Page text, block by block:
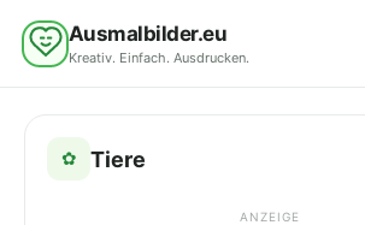
Ausmalbilder.eu
Kreativ. Einfach. Ausdrucken.
✿ Tiere
ANZEIGE